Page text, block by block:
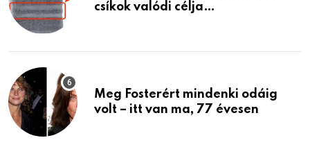
csíkok valódi célja…
Meg Fosterért mindenki odáig
volt – itt van ma, 77 évesen